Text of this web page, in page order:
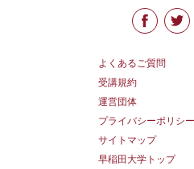
よくあるご質問
受講規約
運営団体
プライバシーポリシー
サイトマップ
早稲田大学トップ